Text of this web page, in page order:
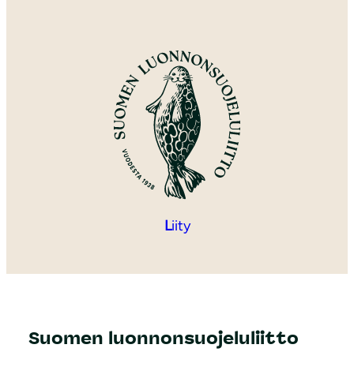
Liity
Suomen luonnonsuojeluliitto